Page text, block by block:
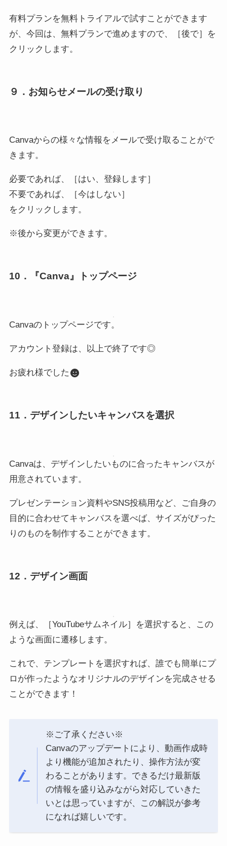
有料プランを無料トライアルで試すことができます
が、今回は、無料プランで進めますので、［後で］を
クリックします。
９．お知らせメールの受け取り
Canvaからの様々な情報をメールで受け取ることがで
きます。
必要であれば、［はい、登録します］
不要であれば、［今はしない］
をクリックします。
※後から変更ができます。
10．『Canva』トップページ
Canvaのトップページです。
アカウント登録は、以上で終了です◎
お疲れ様でした
11．デザインしたいキャンバスを選択
Canvaは、デザインしたいものに合ったキャンバスが
用意されています。
プレゼンテーション資料やSNS投稿用など、ご自身の
目的に合わせてキャンバスを選べば、サイズがぴった
りのものを制作することができます。
12．デザイン画面
例えば、［YouTubeサムネイル］を選択すると、この
ような画面に遷移します。
これで、テンプレートを選択すれば、誰でも簡単にプ
ロが作ったようなオリジナルのデザインを完成させる
ことができます！
※ご了承ください※
Canvaのアップデートにより、動画作成時
より機能が追加されたり、操作方法が変
わることがあります。できるだけ最新版
の情報を盛り込みながら対応していきた
いとは思っていますが、この解説が参考
になれば嬉しいです。